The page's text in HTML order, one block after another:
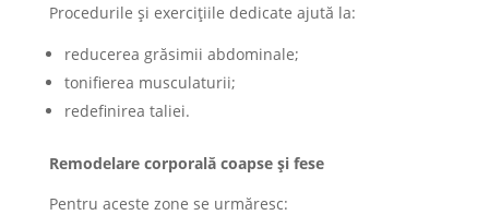
Procedurile și exercițiile dedicate ajută la:
reducerea grăsimii abdominale;
tonifierea musculaturii;
redefinirea taliei.
Remodelare corporală coapse și fese
Pentru aceste zone se urmăresc: